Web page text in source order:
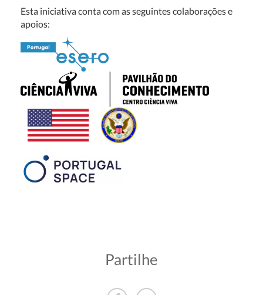
Esta iniciativa conta com as seguintes colaborações e
apoios:
Partilhe